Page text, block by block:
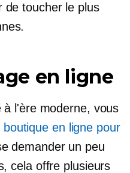
de toucher le plus
en ligne
l'ère moderne, vous
en ligne pour
demander un peu
cela offre plusieurs